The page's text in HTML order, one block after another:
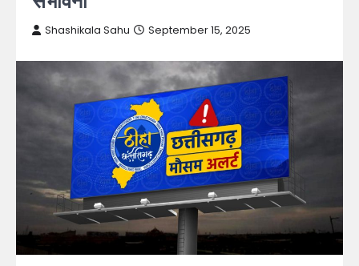
Shashikala Sahu September 15, 2025